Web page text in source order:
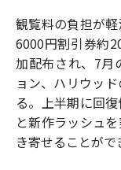
観覧料の負担が
6000円割引券約
加配布され、7月
ョン、ハリウッ
る。上半期に回
と新作ラッシュ
き寄せることがで